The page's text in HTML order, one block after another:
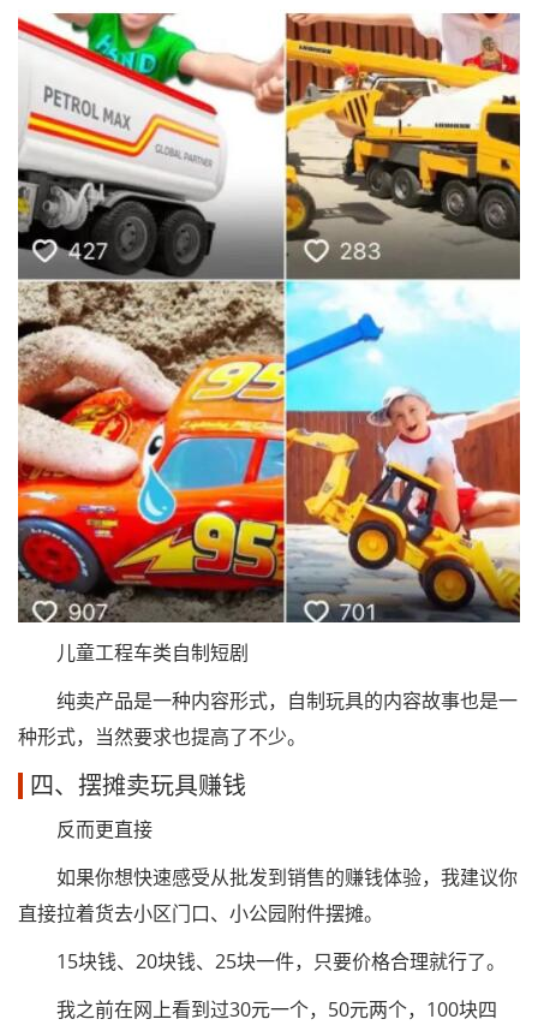
儿童工程车类自制短剧
纯卖产品是一种内容形式，自制玩具的内容故事也是一
种形式，当然要求也提高了不少。
四、摆摊卖玩具赚钱
反而更直接
如果你想快速感受从批发到销售的赚钱体验，我建议你
直接拉着货去小区门口、小公园附件摆摊。
15块钱、20块钱、25块一件，只要价格合理就行了。
我之前在网上看到过30元一个，50元两个，100块四